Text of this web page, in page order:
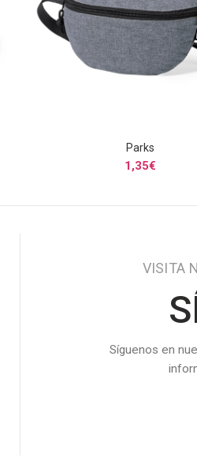
SELECCIONAR OPCIONES
Parks
1,35€
VISITA
Síguenos en